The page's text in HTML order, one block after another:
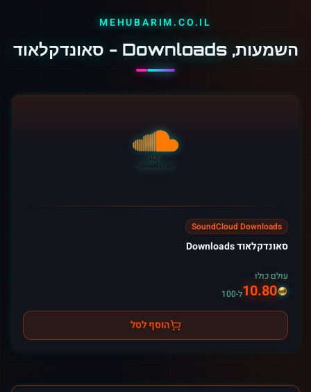
MEHUBARIM.CO.IL
השמעות, Downloads - סאונדקלאוד
SoundCloud Downloads
סאונדקלאוד Downloads
עולם כולו
10.80ל-100
הוסף לסל